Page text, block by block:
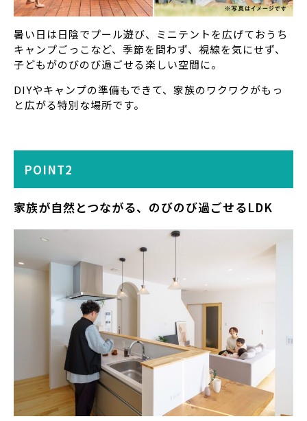
暑い日は日陰でプール遊び、ミニテントを広げておうち
キャンプごっこなど、季節を問わず、視線を気にせず、
子どもがのびのび過ごせる楽しい空間に。
DIYやキャンプの準備もできて、家族のワクワクがもっ
と広がる特別な場所です。
POINT2
家族が自然とつながる、のびのび過ごせるLDK